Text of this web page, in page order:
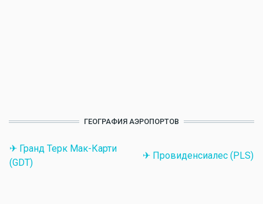
ГЕОГРАФИЯ АЭРОПОРТОВ
✈ Гранд Терк Мак-Карти
(GDT)
✈ Провиденсиалес (PLS)